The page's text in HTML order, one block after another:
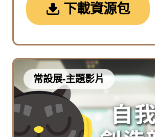
下載資源包
常設展-主題影片